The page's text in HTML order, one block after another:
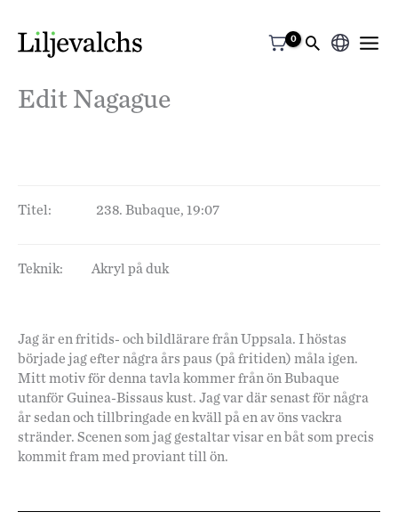
Välj
Edit Nagague
Titel: 238. Bubaque, 19:07
Teknik: Akryl på duk
Jag är en fritids- och bildlärare från Uppsala. I höstas
började jag efter några års paus (på fritiden) måla igen.
Mitt motiv för denna tavla kommer från ön Bubaque
utanför Guinea-Bissaus kust. Jag var där senast för några
år sedan och tillbringade en kväll på en av öns vackra
stränder. Scenen som jag gestaltar visar en båt som precis
kommit fram med proviant till ön.